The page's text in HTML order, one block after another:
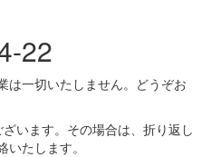
22
は一切いたしません。どうぞお
います。その場合は、折り返し
たします。